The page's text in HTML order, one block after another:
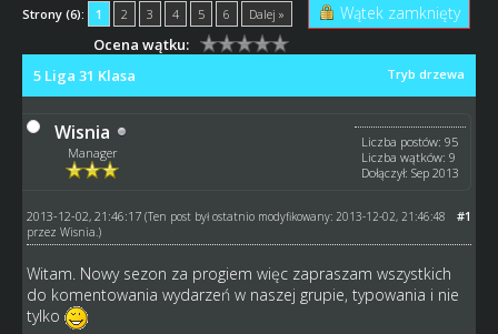
Strony (6): 1 2 3 4 5 6 Dalej » Wątek zamknięty
Ocena wątku:
Tryb drzewa
5 Liga 31 Klasa
Wisnia
Manager
Liczba postów: 95
Liczba wątków: 9
Dołączył: Sep 2013
#1
2013-12-02, 21:46:17 (Ten post był ostatnio modyfikowany: 2013-12-02, 21:46:48
przez Wisnia .)
Witam. Nowy sezon za progiem więc zapraszam wszystkich
do komentowania wydarzeń w naszej grupie, typowania i nie
tylko